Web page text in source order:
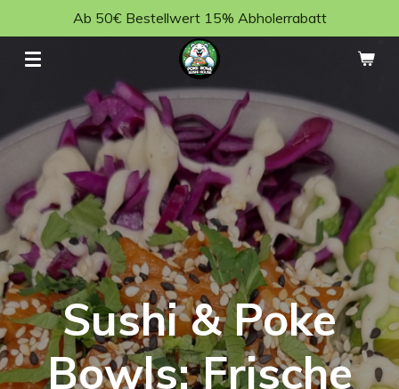
Hauptinhalt
springen
Ab 50€ Bestellwert 15% Abholerrabatt
Sushi & Poke
Bowls: Frische